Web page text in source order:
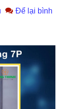
Để lại bình